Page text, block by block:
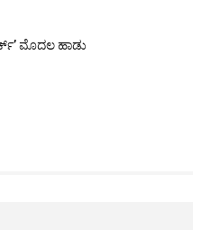
ಮೊದಲ ಹಾಡು